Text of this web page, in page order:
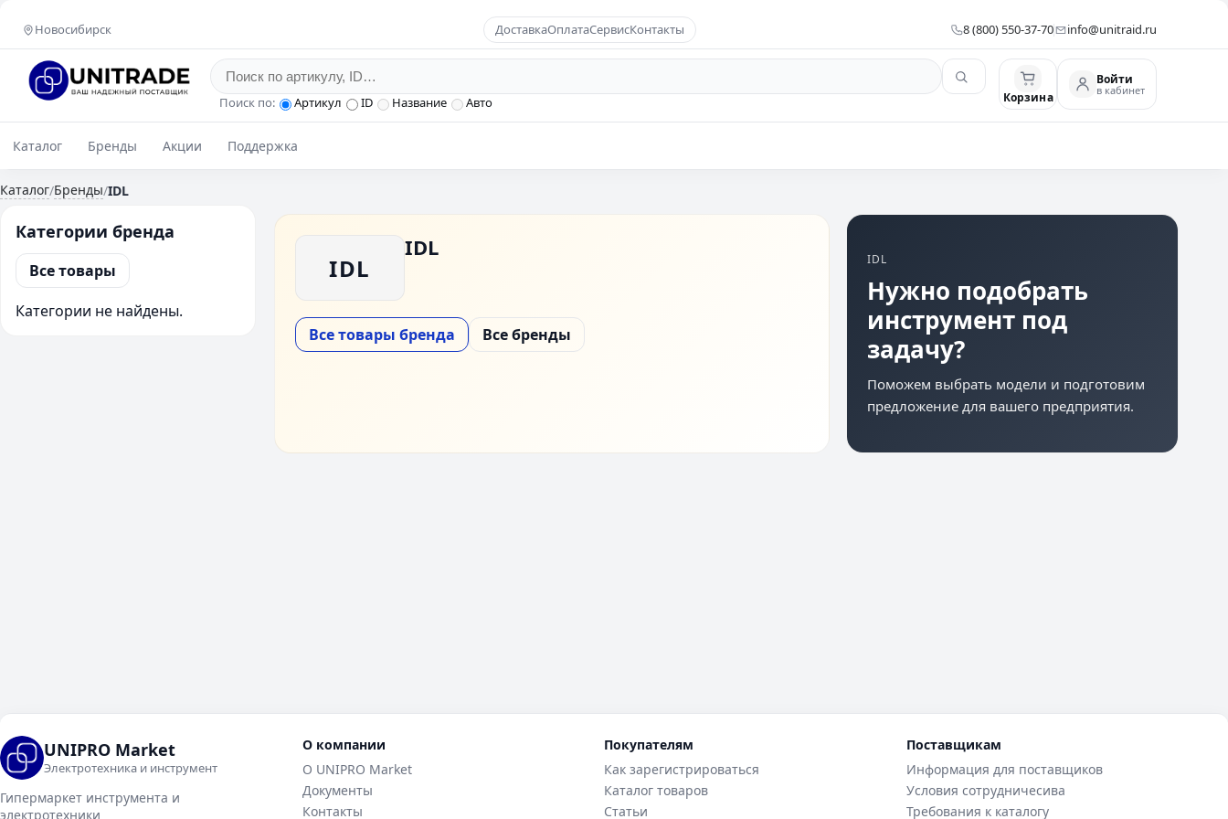
Новосибирск ДоставкаОплатаСервисКонтакты 8 (800) 550-37-70 info@unitraid.ru
Поиск по: Артикул ID Название Авто Корзина
Войти
в кабинет
Каталог Бренды Акции Поддержка
Каталог/Бренды/IDL
Категории бренда
Все товары
Категории не найдены.
IDL
IDL
Все товары бренда Все бренды
IDL
Нужно подобрать
инструмент под
задачу?
Поможем выбрать модели и подготовим
предложение для вашего предприятия.
UNIPRO Market
Электротехника и инструмент
Гипермаркет инструмента и
электротехники
О компании
О UNIPRO Market
Документы
Контакты
Покупателям
Как зарегистрироваться
Каталог товаров
Статьи
Поставщикам
Информация для поставщиков
Условия сотрудничесива
Требования к каталогу